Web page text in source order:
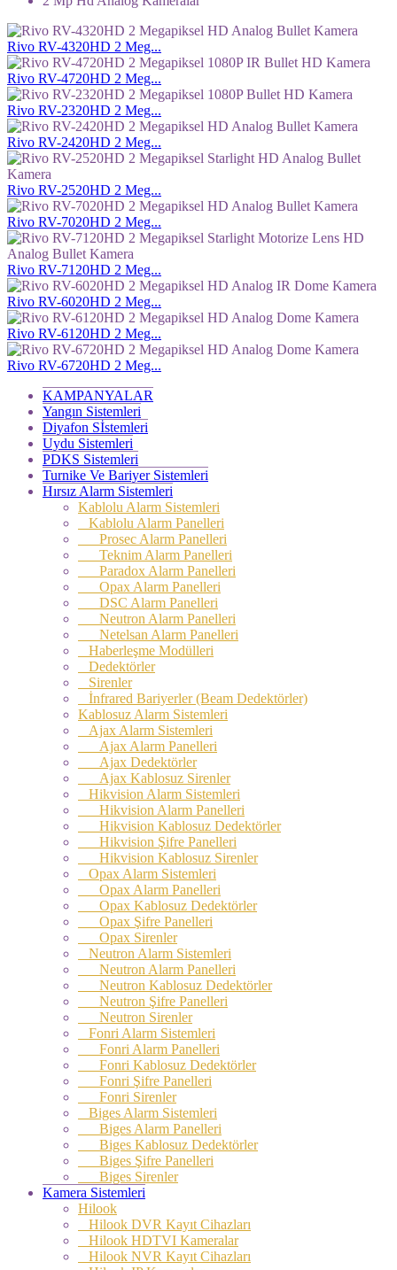
Rivo RV-4320HD 2 Meg...
Rivo RV-4720HD 2 Meg...
Rivo RV-2320HD 2 Meg...
Rivo RV-2420HD 2 Meg...
Rivo RV-2520HD 2 Meg...
Rivo RV-7020HD 2 Meg...
Rivo RV-7120HD 2 Meg...
Rivo RV-6020HD 2 Meg...
Rivo RV-6120HD 2 Meg...
Rivo RV-6720HD 2 Meg...
KAMPANYALAR
Yangın Sistemleri
Diyafon Sİstemleri
Uydu Sistemleri
PDKS Sistemleri
Turnike Ve Bariyer Sistemleri
Hırsız Alarm Sistemleri
Kablolu Alarm Sistemleri
Kablolu Alarm Panelleri
Prosec Alarm Panelleri
Teknim Alarm Panelleri
Paradox Alarm Panelleri
Opax Alarm Panelleri
DSC Alarm Panelleri
Neutron Alarm Panelleri
Netelsan Alarm Panelleri
Haberleşme Modülleri
Dedektörler
Sirenler
İnfrared Bariyerler (Beam Dedektörler)
Kablosuz Alarm Sistemleri
Ajax Alarm Sistemleri
Ajax Alarm Panelleri
Ajax Dedektörler
Ajax Kablosuz Sirenler
Hikvision Alarm Sistemleri
Hikvision Alarm Panelleri
Hikvision Kablosuz Dedektörler
Hikvision Şifre Panelleri
Hikvision Kablosuz Sirenler
Opax Alarm Sistemleri
Opax Alarm Panelleri
Opax Kablosuz Dedektörler
Opax Şifre Panelleri
Opax Sirenler
Neutron Alarm Sistemleri
Neutron Alarm Panelleri
Neutron Kablosuz Dedektörler
Neutron Şifre Panelleri
Neutron Sirenler
Fonri Alarm Sistemleri
Fonri Alarm Panelleri
Fonri Kablosuz Dedektörler
Fonri Şifre Panelleri
Fonri Sirenler
Biges Alarm Sistemleri
Biges Alarm Panelleri
Biges Kablosuz Dedektörler
Biges Şifre Panelleri
Biges Sirenler
Kamera Sistemleri
Hilook
Hilook DVR Kayıt Cihazları
Hilook HDTVI Kameralar
Hilook NVR Kayıt Cihazları